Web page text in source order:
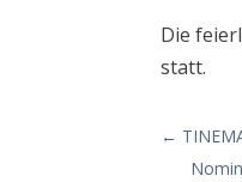
Die
statt.
←